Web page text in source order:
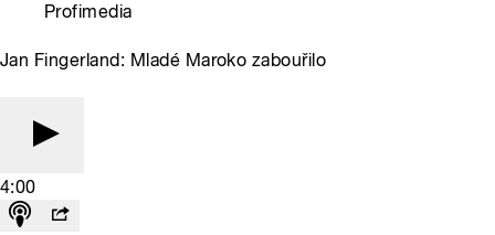
Profimedia
Jan Fingerland: Mladé Maroko zabouřilo
4:00